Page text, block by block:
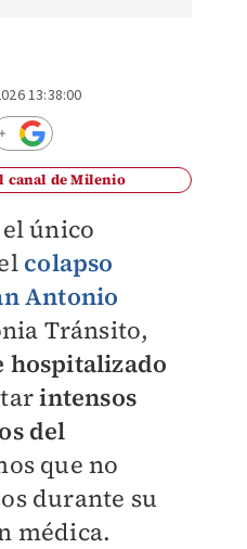
13:38:00
canal de Milenio
único
colapso
Antonio
Tránsito,
hospitalizado
intensos
del
que no
durante su
médica.